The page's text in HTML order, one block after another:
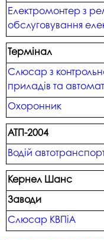
Електромонтер з
обслуговування
Термінал
Слюсар з
приладів та
Охоронник
АТП-2004
Водій
Кернел Шанс
Заводи
Слюсар КВПіА